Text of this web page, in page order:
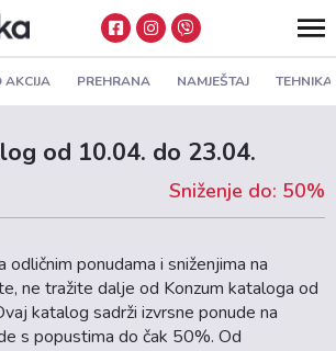
AKCIJA PREHRANA NAMJEŠTAJ TEHNIKA
od 10.04. do 23.04.
Sniženje do: 50%
ponudama i sniženjima na
ne tražite dalje od Konzum kataloga od
katalog sadrži izvrsne ponude na
s popustima do čak 50%. Od